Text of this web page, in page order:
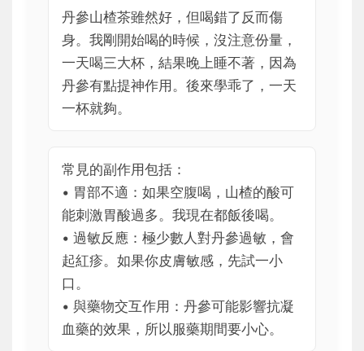
丹參山楂茶雖然好，但喝錯了反而傷
身。我剛開始喝的時候，沒注意份量，
一天喝三大杯，結果晚上睡不著，因為
丹參有點提神作用。後來學乖了，一天
一杯就夠。
常見的副作用包括：
• 胃部不適：如果空腹喝，山楂的酸可
能刺激胃酸過多。我現在都飯後喝。
• 過敏反應：極少數人對丹參過敏，會
起紅疹。如果你皮膚敏感，先試一小
口。
• 與藥物交互作用：丹參可能影響抗凝
血藥的效果，所以服藥期間要小心。